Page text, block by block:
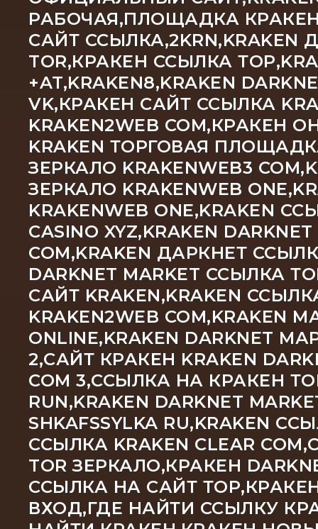
РАБОЧАЯ,ПЛОЩАДКА
САЙТ
TOR,КРАКЕН ССЫЛКА
+AT,KRAKEN8,KRAKEN
VK,КРАКЕН САЙТ ССЫЛКА
KRAKEN2WEB COM,КРАКЕН
KRAKEN ТОРГОВАЯ
ЗЕРКАЛО KRAKENWEB3
ЗЕРКАЛО KRAKENWEB
KRAKENWEB ONE,KRAKEN
CASINO XYZ,KRAKEN
COM,KRAKEN ДАРКНЕТ
DARKNET MARKET ССЫЛКА
САЙТ KRAKEN,KRAKEN
KRAKEN2WEB
ONLINE,KRAKEN DARKNET
2,САЙТ КРАКЕН KRAKEN
COM 3,ССЫЛКА НА КРАКЕН
RUN,KRAKEN DARKNET
SHKAFSSYLKA RU,KRAKEN
ССЫЛКА KRAKEN CLEAR
TOR ЗЕРКАЛО,КРАКЕН
ССЫЛКА НА САЙТ
ВХОД,ГДЕ НАЙТИ ССЫЛКУ